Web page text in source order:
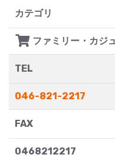
カテゴリ
ファミリー・カジ
TEL
046-821-2217
FAX
0468212217